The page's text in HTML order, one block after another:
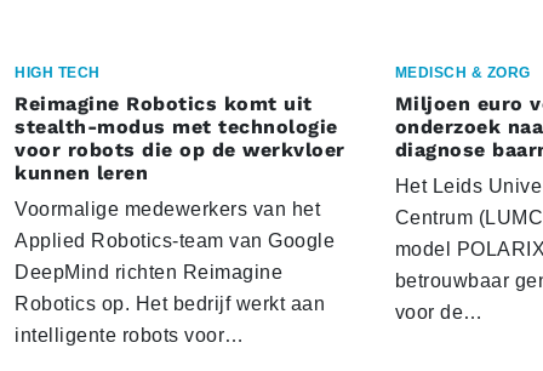
HIGH TECH
Reimagine Robotics komt uit
stealth-modus met technologie
voor robots die op de werkvloer
kunnen leren
Voormalige medewerkers van het
Applied Robotics-team van Google
DeepMind richten Reimagine
Robotics op. Het bedrijf werkt aan
intelligente robots voor…
MEDISCH & ZORG
Miljoen euro
onderzoek
diagnose
Het Leids
Centrum
model
betrouwbaar
voor de…